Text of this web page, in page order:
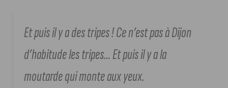
Et puis il y a des tripes ! Ce n’est pas à Dijon
d’habitude les tripes… Et puis il y a la
moutarde qui monte aux yeux.